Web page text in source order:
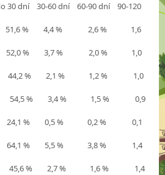
60 dní 60-90 dní 90-120
% 4,4 % 2,6 % 1,6
52,0 % 3,7 % 2,0 % 1,0
44,2 % 2,1 % 1,2 % 1,0
% 54,5 % 3,4 % 1,5 % 0,9
24,1 % 0,5 % 0,2 % 0,1
64,1 % 5,5 % 3,8 % 1,4
45,6 % 2,7 % 1,6 % 1,4